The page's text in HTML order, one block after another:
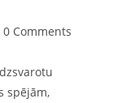
0 Comments
spējām,